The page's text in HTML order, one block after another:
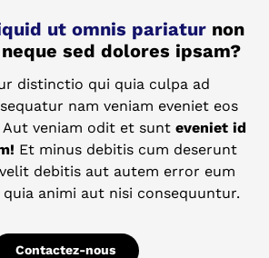
ut omnis pariaturnon
sed dolores ipsam?
distinctio qui quia culpa ad
nam veniam eveniet eos
veniam odit et sunt eveniet id
Et minus debitis cum deserunt
debitis aut autem error eum
quia animi aut nisi consequuntur.